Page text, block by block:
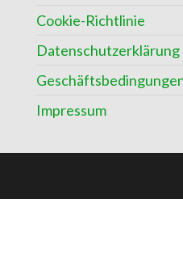
Cookie-Richtlinie
Datenschutzerklärung
Impressum